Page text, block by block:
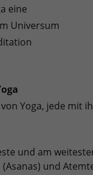
eine
Universum
Yoga, jede mit
und am
und